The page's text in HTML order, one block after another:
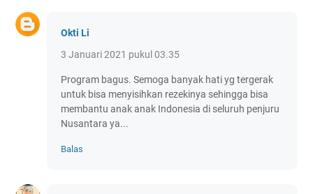
Okti Li
3 Januari 2021 pukul 03.35
Program bagus. Semoga banyak hati yg tergerak
untuk bisa menyisihkan rezekinya sehingga bisa
membantu anak anak Indonesia di seluruh penjuru
Nusantara ya...
Balas